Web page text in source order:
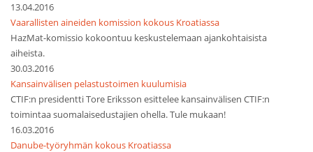
13.04.2016
Vaarallisten aineiden komission kokous Kroatiassa
HazMat-komissio kokoontuu keskustelemaan ajankohtaisista
aiheista.
30.03.2016
Kansainvälisen pelastustoimen kuulumisia
CTIF:n presidentti Tore Eriksson esittelee kansainvälisen CTIF:n
toimintaa suomalaisedustajien ohella. Tule mukaan!
16.03.2016
Danube-työryhmän kokous Kroatiassa